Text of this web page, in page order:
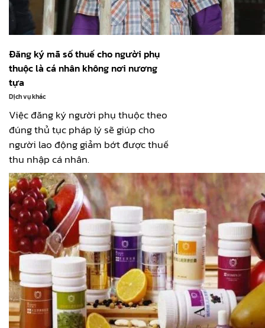
Đăng ký mã số thuế cho người phụ
thuộc là cá nhân không nơi nương
tựa
Dịch vụ khác
Việc đăng ký người phụ thuộc theo
đúng thủ tục pháp lý sẽ giúp cho
người lao động giảm bớt được thuế
thu nhập cá nhân.